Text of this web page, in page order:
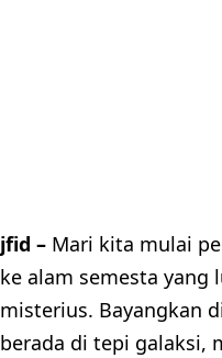
jfid – Mari kita mulai
ke alam semesta yang
misterius. Bayangkan
berada di tepi galaksi,